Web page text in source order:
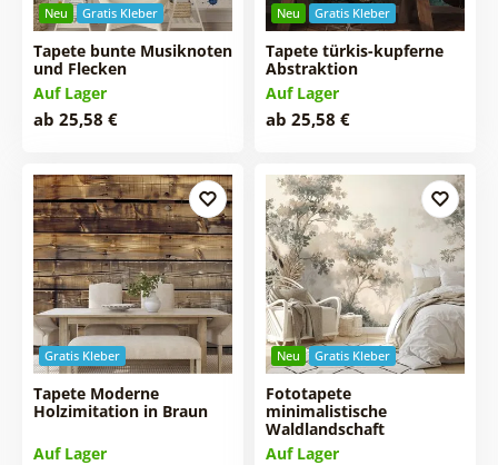
Neu Gratis Kleber
Tapete bunte Musiknoten
und Flecken
Auf Lager
ab 25,58 €
Neu Gratis Kleber
Tapete türkis-kupferne
Abstraktion
Auf Lager
ab 25,58 €
Gratis Kleber
Tapete Moderne
Holzimitation in Braun
Auf Lager
Neu Gratis Kleber
Fototapete
minimalistische
Waldlandschaft
Auf Lager